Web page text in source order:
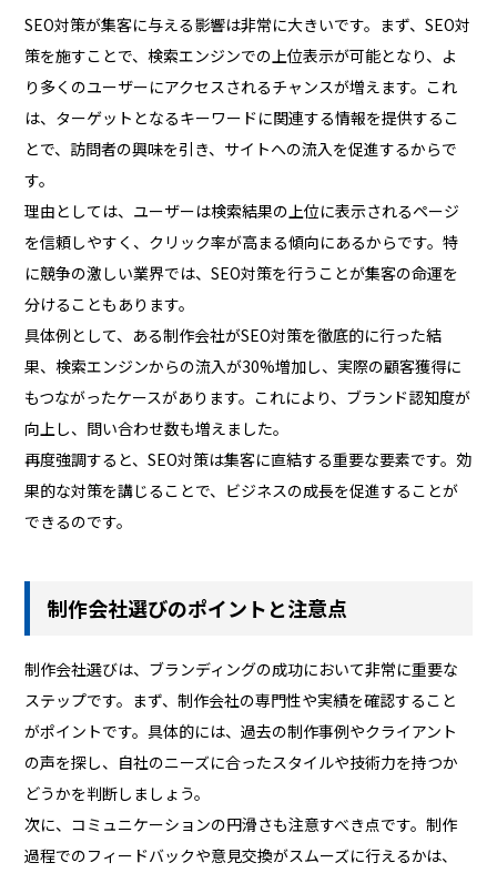
SEO対策が集客に与える影響は非常に大きいです。まず、SEO対
策を施すことで、検索エンジンでの上位表示が可能となり、よ
り多くのユーザーにアクセスされるチャンスが増えます。これ
は、ターゲットとなるキーワードに関連する情報を提供するこ
とで、訪問者の興味を引き、サイトへの流入を促進するからで
す。
理由としては、ユーザーは検索結果の上位に表示されるページ
を信頼しやすく、クリック率が高まる傾向にあるからです。特
に競争の激しい業界では、SEO対策を行うことが集客の命運を
分けることもあります。
具体例として、ある制作会社がSEO対策を徹底的に行った結
果、検索エンジンからの流入が30%増加し、実際の顧客獲得に
もつながったケースがあります。これにより、ブランド認知度が
向上し、問い合わせ数も増えました。
再度強調すると、SEO対策は集客に直結する重要な要素です。効
果的な対策を講じることで、ビジネスの成長を促進することが
できるのです。
制作会社選びのポイントと注意点
制作会社選びは、ブランディングの成功において非常に重要な
ステップです。まず、制作会社の専門性や実績を確認すること
がポイントです。具体的には、過去の制作事例やクライアント
の声を探し、自社のニーズに合ったスタイルや技術力を持つか
どうかを判断しましょう。
次に、コミュニケーションの円滑さも注意すべき点です。制作
過程でのフィードバックや意見交換がスムーズに行えるかは、